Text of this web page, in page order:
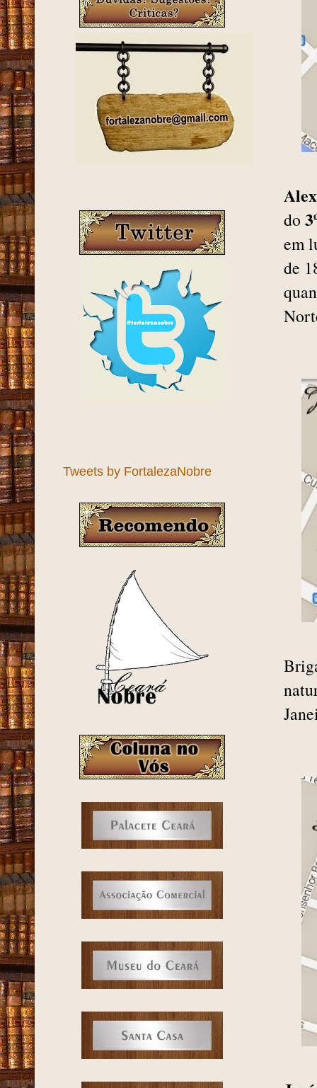
do
em
de
Tweets by FortalezaNobre